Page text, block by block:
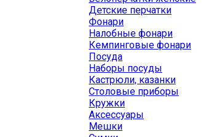
Детские перчатки
Фонари
Налобные фонари
Кемпинговые фонари
Посуда
Наборы посуды
Кастрюли, казанки
Столовые приборы
Кружки
Аксессуары
Мешки